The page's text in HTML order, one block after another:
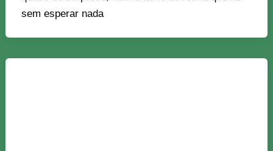
sem esperar nada